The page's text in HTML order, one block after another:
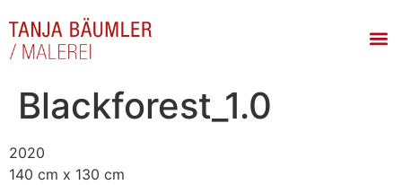
Blackforest_1.0
2020
140 cm x 130 cm